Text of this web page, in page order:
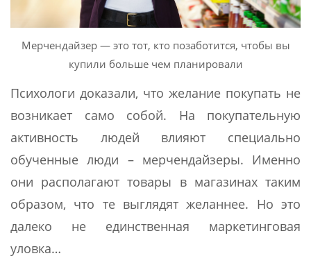
Мерчендайзер — это тот, кто позаботится, чтобы вы
купили больше чем планировали
Психологи доказали, что желание покупать не
возникает само собой. На покупательную
активность людей влияют специально
обученные люди – мерчендайзеры. Именно
они располагают товары в магазинах таким
образом, что те выглядят желаннее. Но это
далеко не единственная маркетинговая
уловка…